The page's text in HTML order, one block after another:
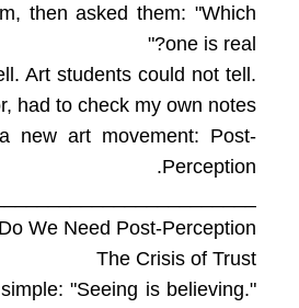
then asked them: "Which
one is real?"
Art students could not tell.
had to check my own notes.
new art movement: Post-
Perception.
We Need Post-Perception?
The Crisis of Trust
"Seeing is believing."